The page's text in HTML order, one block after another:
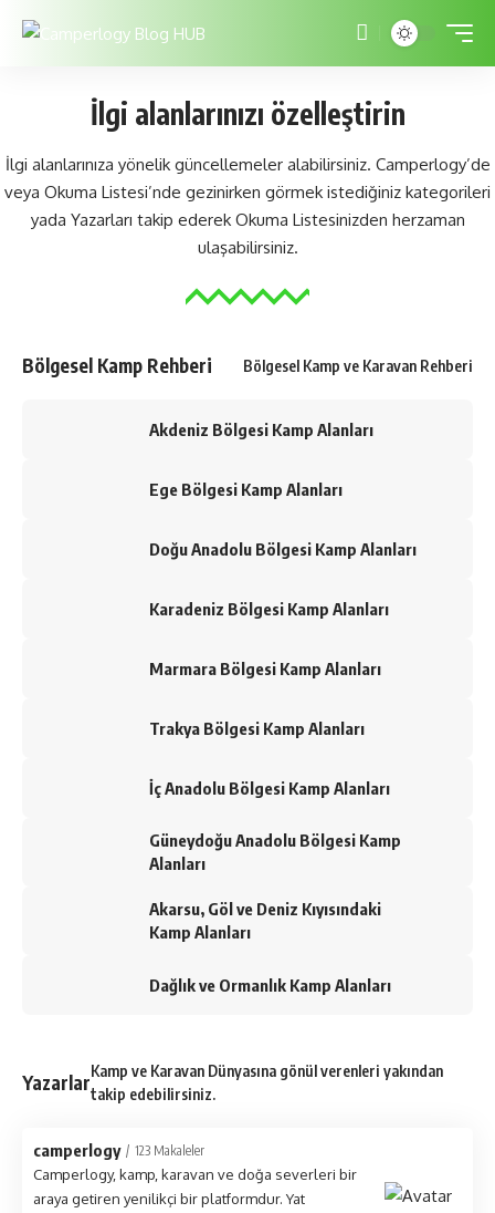
İlgi alanlarınızı özelleştirin
İlgi alanlarınıza yönelik güncellemeler alabilirsiniz. Camperlogy’de
veya Okuma Listesi’nde gezinirken görmek istediğiniz kategorileri
yada Yazarları takip ederek Okuma Listesinizden herzaman
ulaşabilirsiniz.
Bölgesel Kamp Rehberi Bölgesel Kamp ve Karavan Rehberi
Akdeniz Bölgesi Kamp Alanları
Ege Bölgesi Kamp Alanları
Doğu Anadolu Bölgesi Kamp Alanları
Karadeniz Bölgesi Kamp Alanları
Marmara Bölgesi Kamp Alanları
Trakya Bölgesi Kamp Alanları
İç Anadolu Bölgesi Kamp Alanları
Güneydoğu Anadolu Bölgesi Kamp
Alanları
Akarsu, Göl ve Deniz Kıyısındaki
Kamp Alanları
Dağlık ve Ormanlık Kamp Alanları
YazarlarKamp ve Karavan Dünyasına gönül verenleri yakından
takip edebilirsiniz.
camperlogy 123 Makaleler
Camperlogy, kamp, karavan ve doğa severleri bir
araya getiren yenilikçi bir platformdur. Yat